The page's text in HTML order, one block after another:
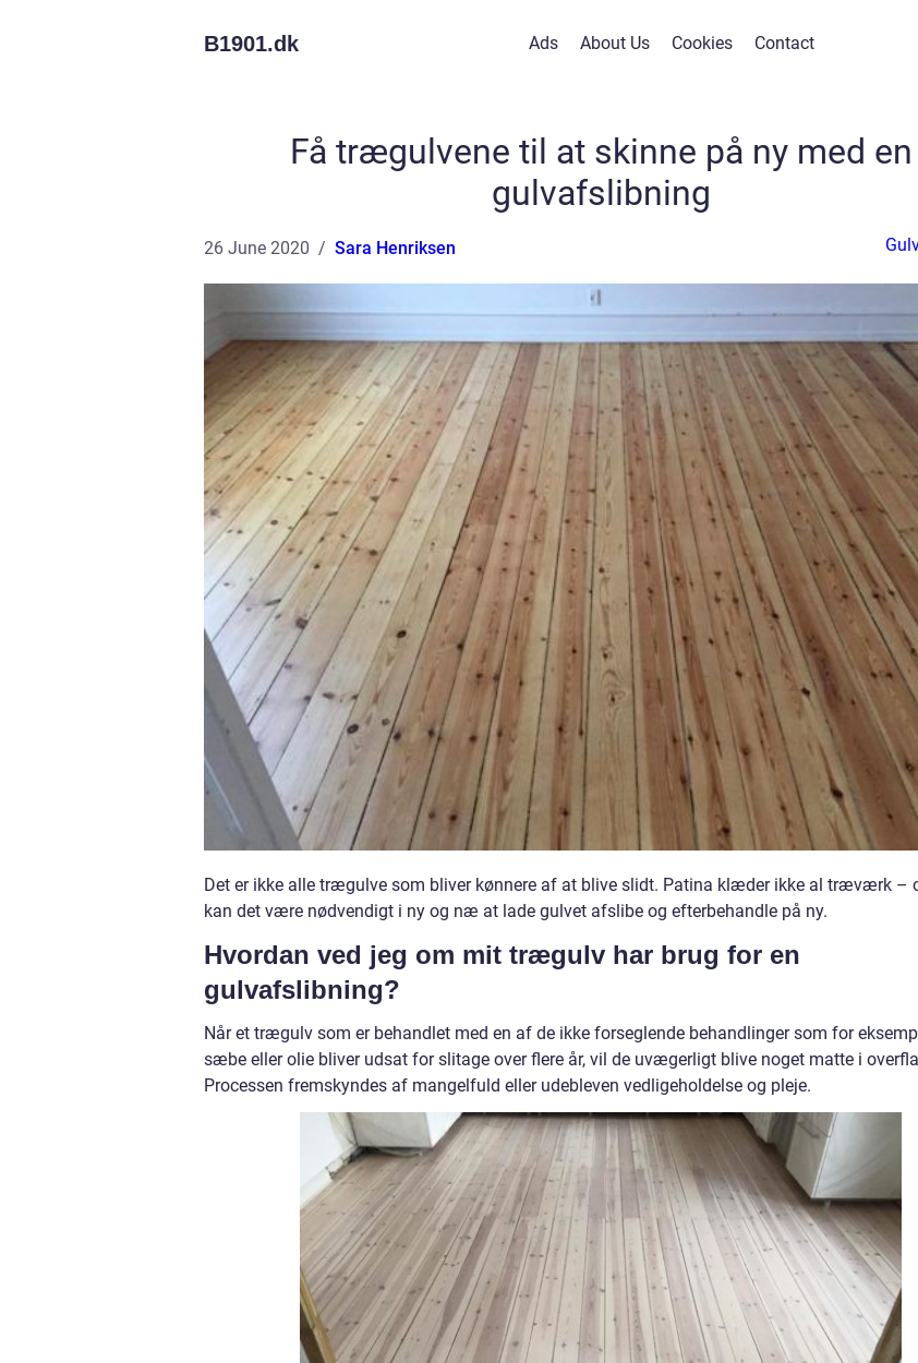
B1901.dk Ads About Us Cookies Contact
Få trægulvene til at skinne på ny med en
gulvafslibning
26 June 2020 Sara Henriksen
Det er ikke alle trægulve som bliver kønnere af at blive slidt. Patina klæder ikke al træværk –
kan det være nødvendigt i ny og næ at lade gulvet afslibe og efterbehandle på ny.
Hvordan ved jeg om mit trægulv har brug for en
gulvafslibning?
Når et trægulv som er behandlet med en af de ikke forseglende behandlinger som for
sæbe eller olie bliver udsat for slitage over flere år, vil de uvægerligt blive noget matte i
Processen fremskyndes af mangelfuld eller udebleven vedligeholdelse og pleje.